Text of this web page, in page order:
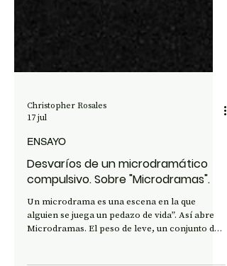
Christopher Rosales
17 jul
ENSAYO
Desvaríos de un microdramático
compulsivo. Sobre "Microdramas".